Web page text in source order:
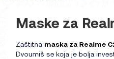
Maske za
Zaštitna maska za Realme
Dvoumiš se koja je bolja